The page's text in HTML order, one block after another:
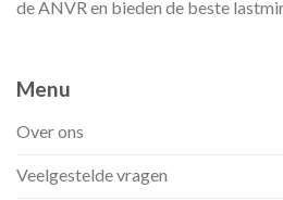
de ANVR en bieden de beste
Menu
Over ons
Veelgestelde vragen